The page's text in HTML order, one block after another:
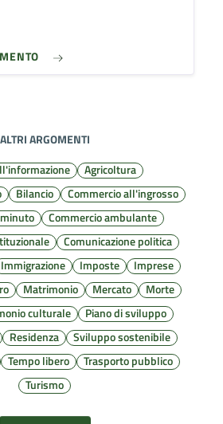
ALTRI ARGOMENTI
Agricoltura
Bilancio
Commercio all'ingrosso
Commercio ambulante
Comunicazione politica
Immigrazione Imposte
Imprese
Matrimonio Mercato
Morte
culturale
Piano di sviluppo
Residenza
Sviluppo sostenibile
Tempo libero
Trasporto pubblico
Turismo